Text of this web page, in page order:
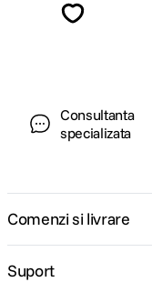
Consultanta
specializata
Comenzi si livrare
Suport